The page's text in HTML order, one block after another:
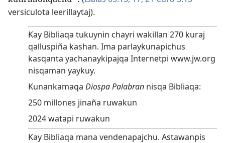
versiculota leerillaytaj).
Kay Bibliaqa tukuynin chayri wakillan 270 kuraj
qalluspiña kashan. Ima parlaykunapichus
kasqanta yachanaykipajqa Internetpi www.jw.org
nisqaman yaykuy.
Kunankamaqa Diospa Palabran nisqa Bibliaqa:
250 millones jinaña ruwakun
2024 watapi ruwakun
Kay Bibliaqa mana vendenapajchu. Astawanpis